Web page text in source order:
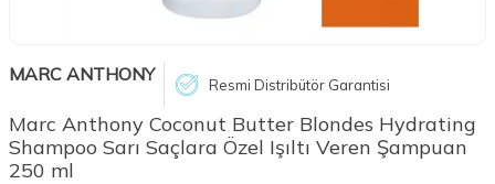
MARC ANTHONY Resmi Distribütör Garantisi
Marc Anthony Coconut Butter Blondes Hydrating
Shampoo Sarı Saçlara Özel Işıltı Veren Şampuan
250 ml